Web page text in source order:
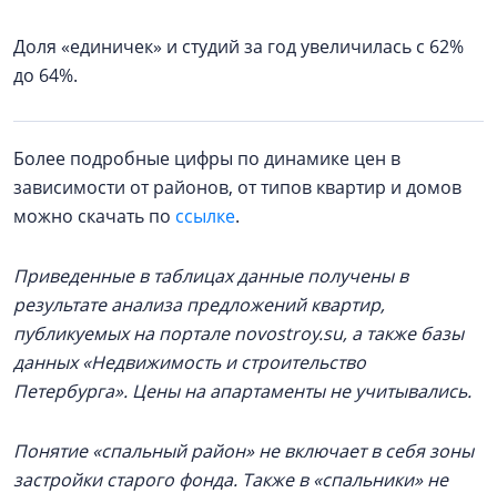
Доля «единичек» и студий за год увеличилась с 62%
до 64%.
Более подробные цифры по динамике цен в
зависимости от районов, от типов квартир и домов
можно скачать по ссылке.
Приведенные в таблицах данные получены в
результате анализа предложений квартир,
публикуемых на портале novostroy.su, а также базы
данных «Недвижимость и строительство
Петербурга». Цены на апартаменты не учитывались.
Понятие «спальный район» не включает в себя зоны
застройки старого фонда. Также в «спальники» не